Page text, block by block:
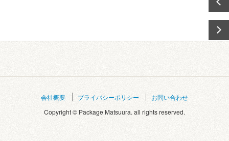
会社概要 プライバシーポリシー
お問い合わせ
Copyright © Package Matsuura. all rights reserved.